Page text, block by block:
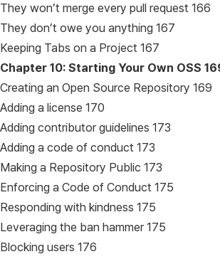
They won’t merge every pull request 166
They don’t owe you anything 167
Keeping Tabs on a Project 167
Chapter 10: Starting Your Own OSS
Creating an Open Source Repository 169
Adding a license 170
Adding contributor guidelines 173
Adding a code of conduct 173
Making a Repository Public 173
Enforcing a Code of Conduct 175
Responding with kindness 175
Leveraging the ban hammer 175
Blocking users 176